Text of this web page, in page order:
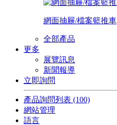
網面抽屜/檔案籃推車
全部產品
更多
展覽訊息
新聞報導
立即詢問
產品詢問列表 (100)
網站管理
語言